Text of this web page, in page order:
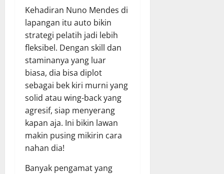
Kehadiran Nuno Mendes di
lapangan itu auto bikin
strategi pelatih jadi lebih
fleksibel. Dengan skill dan
staminanya yang luar
biasa, dia bisa diplot
sebagai bek kiri murni yang
solid atau wing-back yang
agresif, siap menyerang
kapan aja. Ini bikin lawan
makin pusing mikirin cara
nahan dia!
Banyak pengamat yang